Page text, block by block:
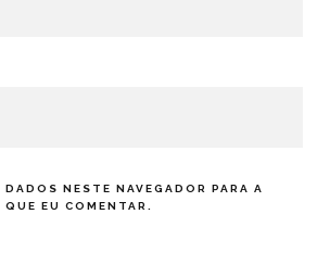
DADOS NESTE NAVEGADOR PARA A
EU COMENTAR.